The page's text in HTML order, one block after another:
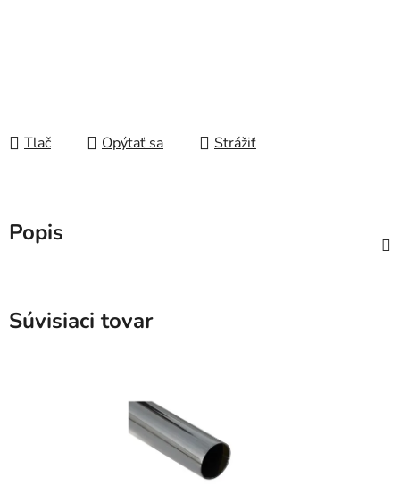
Tlač Opýtať sa Strážiť
Popis
Súvisiaci tovar